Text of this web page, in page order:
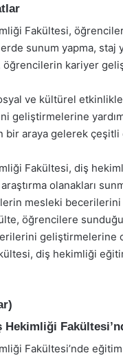
Fakültesi,
sunum yapma, staj
öğrencilerin kariyer
ve kültürel
geliştirmelerine
araya gelerek
Fakültesi, diş
olanakları
mesleki becerilerini
öğrencilere
geliştirmelerine
diş hekimliği
Fakültesi’nde eğitim